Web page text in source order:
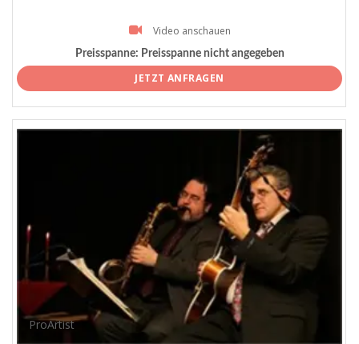
Video anschauen
Preisspanne: Preisspanne nicht angegeben
JETZT ANFRAGEN
ProArtist